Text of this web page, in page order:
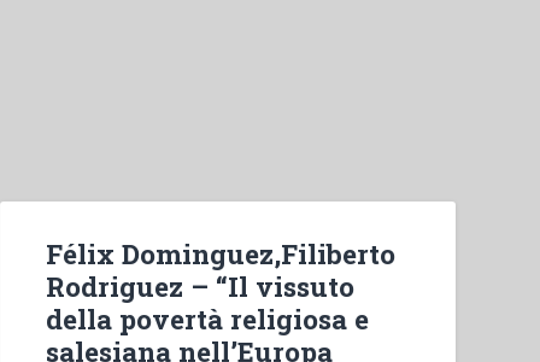
Félix Dominguez,Filiberto
Rodriguez – “Il vissuto
della povertà religiosa e
salesiana nell’Europa